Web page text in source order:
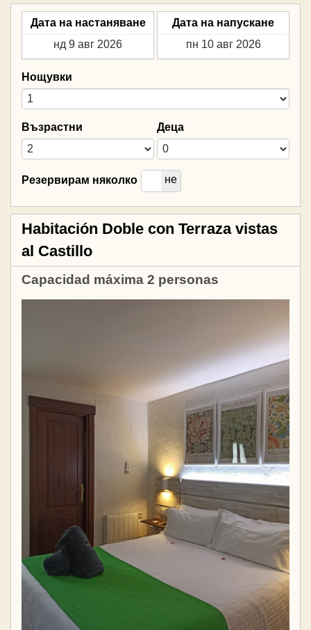
Дата на настаняване Дата на напускане
Нощувки
Възрастни Деца
Резервирам няколко
да не
Habitación Doble con Terraza vistas
al Castillo
Capacidad máxima 2 personas